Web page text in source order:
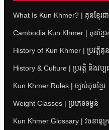
What Is Kun Khmer? | គុនខ្មែរជា
Cambodia Kun Khmer | គុនខ្មែរ
History of Kun Khmer | ប្រវត្តិគុនខ្
History & Culture | ប្រវត្តិ និងវប្ប
Kun Khmer Rules | ច្បាប់គុនខ្មែរ
Weight Classes | ប្រភេទទម្ងន់
Kun Khmer Glossary | វចនានុក្រ